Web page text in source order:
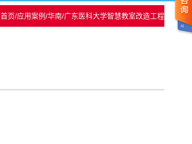
首页/应用案例/华南/广东医科大学智慧教室改造工程